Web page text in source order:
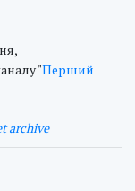
"Перший
archive